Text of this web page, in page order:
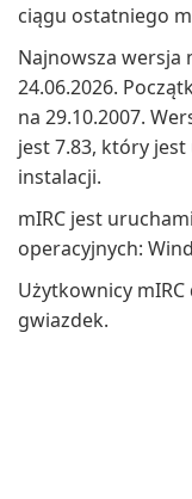
ciągu ostatniego
Najnowsza wersja
24.06.2026.
na 29.10.2007.
jest 7.83, który
instalacji.
mIRC jest
operacyjnych:
Użytkownicy mIRC
gwiazdek.